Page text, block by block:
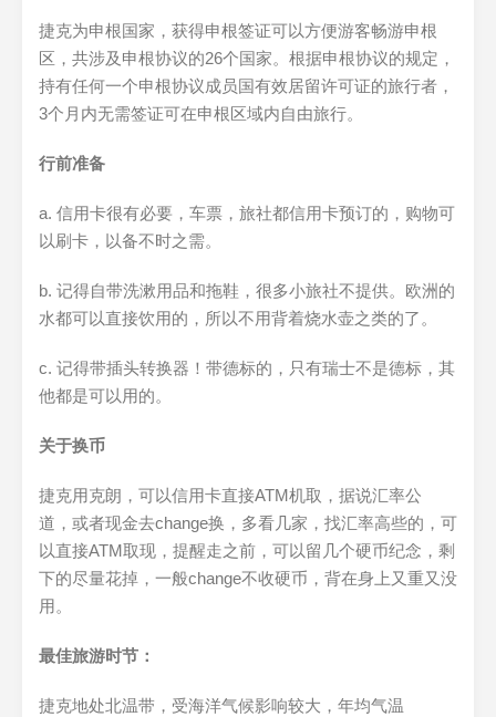
捷克为申根国家，获得申根签证可以方便游客畅游申根
区，共涉及申根协议的26个国家。根据申根协议的规定，
持有任何一个申根协议成员国有效居留许可证的旅行者，
3个月内无需签证可在申根区域内自由旅行。
行前准备
a. 信用卡很有必要，车票，旅社都信用卡预订的，购物可
以刷卡，以备不时之需。
b. 记得自带洗漱用品和拖鞋，很多小旅社不提供。欧洲的
水都可以直接饮用的，所以不用背着烧水壶之类的了。
c. 记得带插头转换器！带德标的，只有瑞士不是德标，其
他都是可以用的。
关于换币
捷克用克朗，可以信用卡直接ATM机取，据说汇率公
道，或者现金去change换，多看几家，找汇率高些的，可
以直接ATM取现，提醒走之前，可以留几个硬币纪念，剩
下的尽量花掉，一般change不收硬币，背在身上又重又没
用。
最佳旅游时节：
捷克地处北温带，受海洋气候影响较大，年均气温